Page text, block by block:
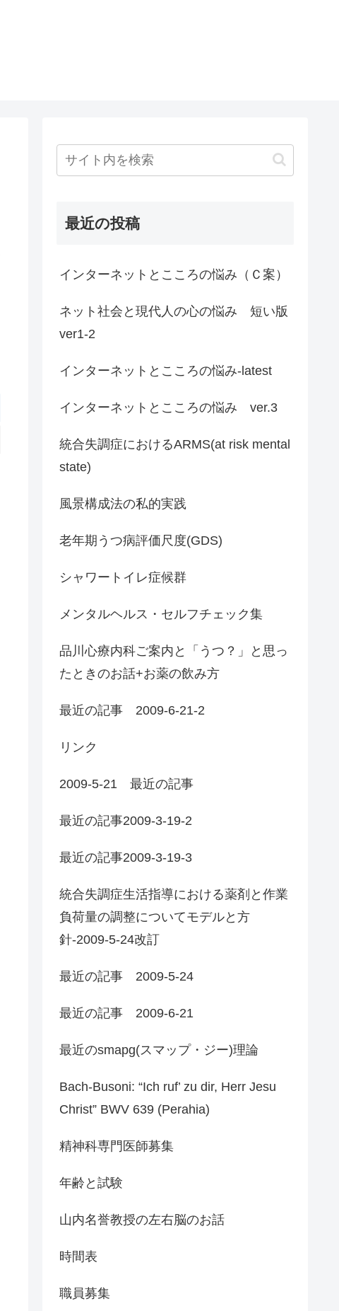
最近の投稿
インターネットとこころの悩み（Ｃ案）
ネット社会と現代人の心の悩み 短い版
ver1-2
インターネットとこころの悩み-latest
インターネットとこころの悩み ver.3
統合失調症におけるARMS(at risk mental
state)
風景構成法の私的実践
老年期うつ病評価尺度(GDS)
シャワートイレ症候群
メンタルヘルス・セルフチェック集
品川心療内科ご案内と「うつ？」と思っ
たときのお話+お薬の飲み方
最近の記事 2009-6-21-2
リンク
2009-5-21 最近の記事
最近の記事2009-3-19-2
最近の記事2009-3-19-3
統合失調症生活指導における薬剤と作業
負荷量の調整についてモデルと方
針-2009-5-24改訂
最近の記事 2009-5-24
最近の記事 2009-6-21
最近のsmapg(スマップ・ジー)理論
Bach-Busoni: “Ich ruf’ zu dir, Herr Jesu
Christ” BWV 639 (Perahia)
精神科専門医師募集
年齢と試験
山内名誉教授の左右脳のお話
時間表
職員募集